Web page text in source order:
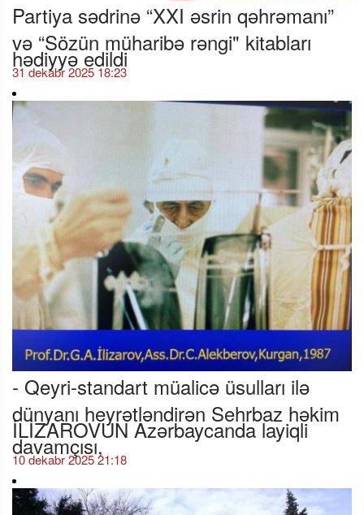
Partiya sədrinə “XXI əsrin qəhrəmanı”
və “Sözün müharibə rəngi" kitabları
hədiyyə edildi
31 dekabr 2025 18:23
- Qeyri-standart müalicə üsulları ilə
dünyanı heyrətləndirən Sehrbaz həkim
İLİZAROVUN Azərbaycanda layiqli
davamçısı,
10 dekabr 2025 21:18